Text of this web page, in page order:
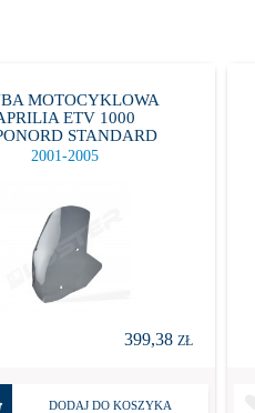
MOTOCYKLOWA
ETV 1000
STANDARD
2001-2005
399,38 ZŁ
DODAJ DO KOSZYKA